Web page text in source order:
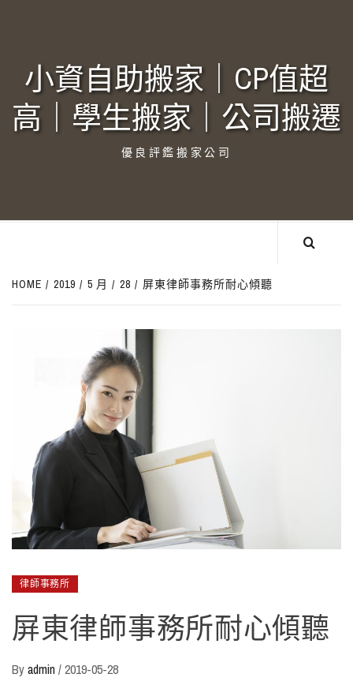
小資自助搬家｜CP值超
高｜學生搬家｜公司搬遷‎
優良評鑑搬家公司
HOME 2019 5 月 28 屏東律師事務所耐心傾聽
律師事務所
屏東律師事務所耐心傾聽
Byadmin /2019-05-28